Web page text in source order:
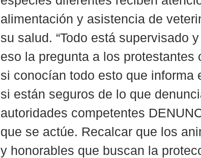
alimentación y asistencia de
su salud. “Todo está supervisado
eso la pregunta a los protestantes
si conocían todo esto que informa
si están seguros de lo que
autoridades competentes
que se actúe. Recalcar que los
y honorables que buscan la